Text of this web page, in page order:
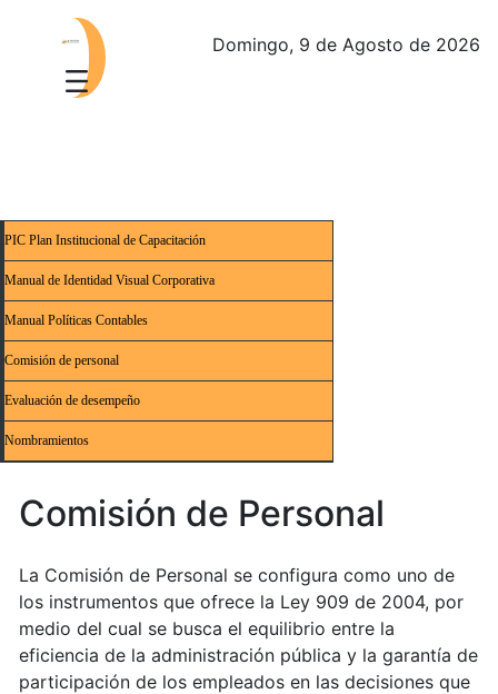
Domingo, 9 de Agosto de 2026
PIC Plan Institucional de Capacitación
Manual de Identidad Visual Corporativa
Manual Políticas Contables
Comisión de personal
Evaluación de desempeño
Nombramientos
Comisión de Personal
La Comisión de Personal se configura como uno de
los instrumentos que ofrece la Ley 909 de 2004, por
medio del cual se busca el equilibrio entre la
eficiencia de la administración pública y la garantía de
participación de los empleados en las decisiones que